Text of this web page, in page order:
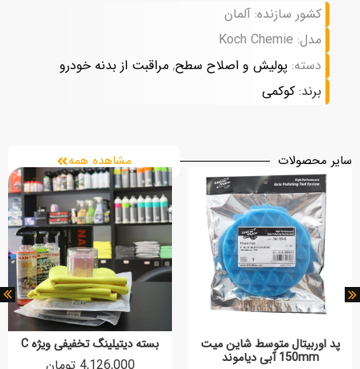
کشور سازنده: آلمان
مدل: Koch Chemie
دسته: پولیش و اصلاح سطح, مراقبت از بدنه خودرو
برند: کوکمی
سایر محصولات مشاهده همه
پد اوربیتال متوسط شاین میت
150mm آبی دیاموند
بسته دیتیلینگ تخفیفی ویژه C